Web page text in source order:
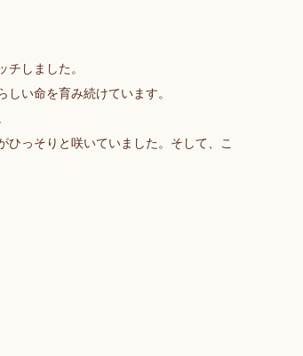
しました。
い命を育み続けています。
っそりと咲いていました。そして、こ